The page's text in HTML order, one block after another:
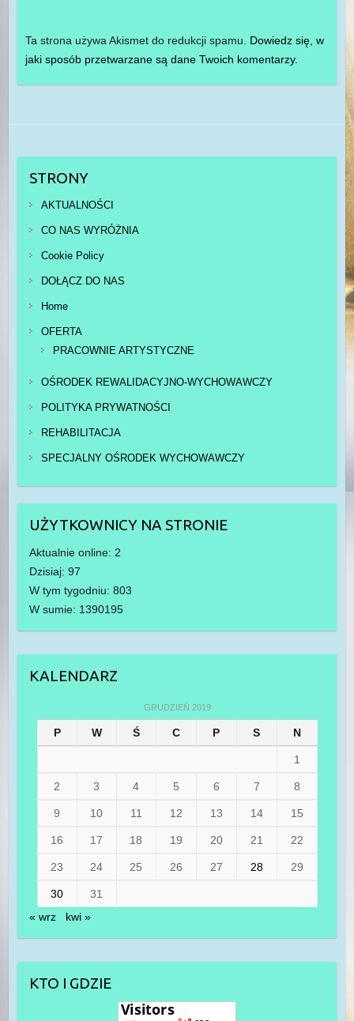
Ta strona używa Akismet do redukcji spamu. Dowiedz się, w
jaki sposób przetwarzane są dane Twoich komentarzy.
STRONY
AKTUALNOŚCI
CO NAS WYRÓŻNIA
Cookie Policy
DOŁĄCZ DO NAS
Home
OFERTA
PRACOWNIE ARTYSTYCZNE
OŚRODEK REWALIDACYJNO-WYCHOWAWCZY
POLITYKA PRYWATNOŚCI
REHABILITACJA
SPECJALNY OŚRODEK WYCHOWAWCZY
UŻYTKOWNICY NA STRONIE
Aktualnie online: 2
Dzisiaj: 97
W tym tygodniu: 803
W sumie: 1390195
KALENDARZ
GRUDZIEŃ 2019
P W Ś C P S N
1
2 3 4 5 6 7 8
9 10 11 12 13 14 15
16 17 18 19 20 21 22
23 24 25 26 27 28 29
30
31
« wrz
kwi »
KTO I GDZIE